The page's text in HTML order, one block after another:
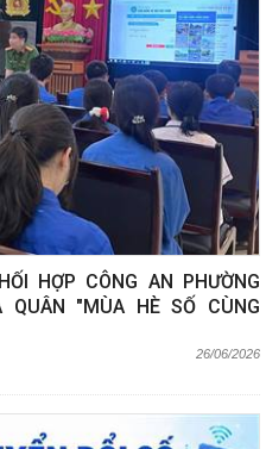
HỢP CÔNG AN PHƯỜNG
QUÂN "MÙA HÈ SỐ CÙNG
26/06/2026